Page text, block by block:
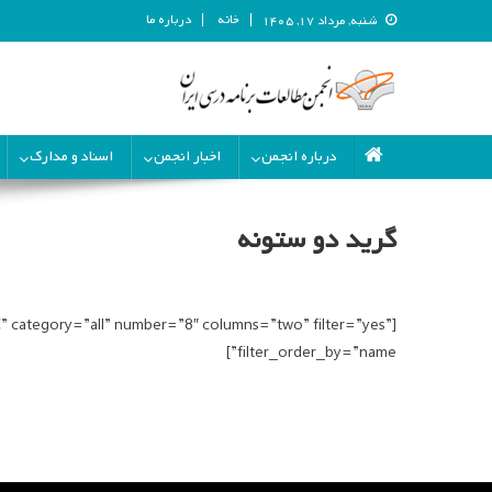
شنبه, مرداد ۱۷, ۱۴۰۵ خانه درباره ما
انجمن مطالعات برنامه درسی
درباره انجمن
اخبار انجمن اسناد و مدارک
گرید دو ستونه
number=”8″ columns=”two” filter=”yes”
filter_order_by=”name”]